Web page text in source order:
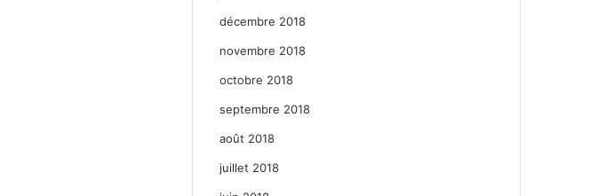
décembre 2018
novembre 2018
octobre 2018
septembre 2018
août 2018
juillet 2018